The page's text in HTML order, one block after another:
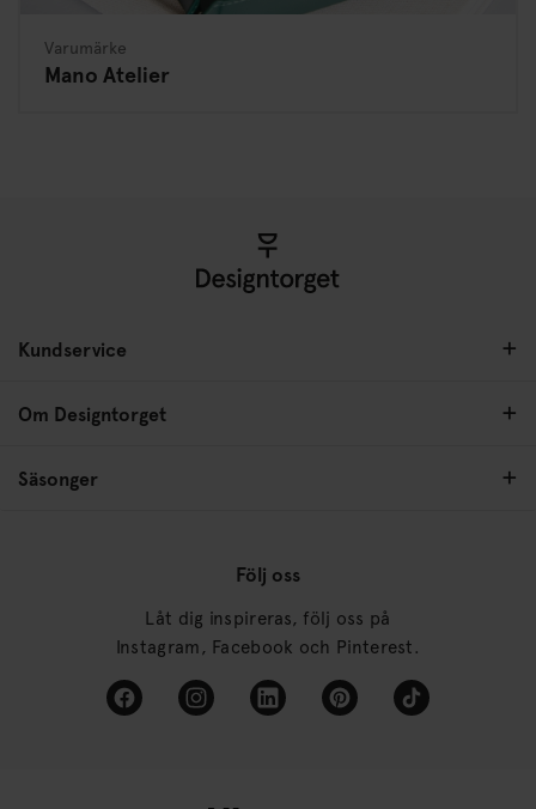
Varumärke
Mano Atelier
Kundservice
Om Designtorget
Säsonger
Följ oss
Låt dig inspireras, följ oss på
Instagram, Facebook och Pinterest.